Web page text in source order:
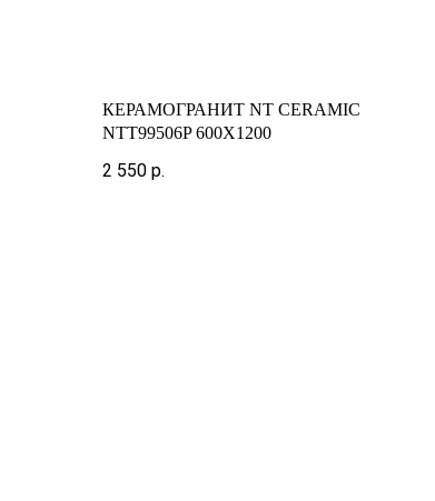
КЕРАМОГРАНИТ NT CERAMIC
NTT99506P 600X1200
2 550 р.